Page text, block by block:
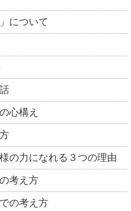
について
心構え
の力になれる３つの理由
考え方
の考え方